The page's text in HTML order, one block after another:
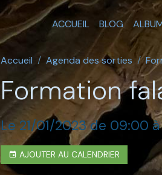
ACCUEIL BLOG
Accueil Agenda des sorties
Formation
Le 21/01/2023 de 09:00
AJOUTER AU CALENDRIER